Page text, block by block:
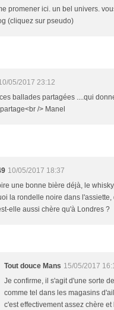
promener ici. un bel univers.
(cliquez sur pseudo)
05/2017 23:12
ballades partagées ....qui
/> Manel
10/05/2017 18:37
une bonne bière déjà, le
la rondelle noire dans l'assiette,
elle aussi chère qu'à Londres ?
Tout douce Mans 15/05/2017
Je confirme, il s'agit d'une sorte
comme tel dans les magasins
c'est effectivement assez chère